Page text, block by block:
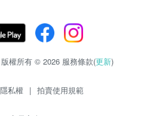
權所有 © 2026 服務條款(更新)
隱私權 | 拍賣使用規範